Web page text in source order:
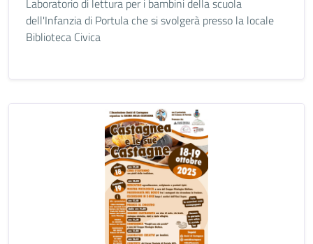
Laboratorio di lettura per i bambini della scuola
dell'Infanzia di Portula che si svolgerà presso la locale
Biblioteca Civica